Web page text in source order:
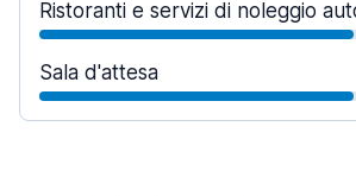
Ristoranti e servizi di noleggio
Sala d'attesa